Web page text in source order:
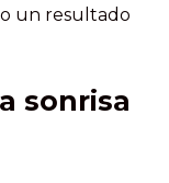
un resultado
sonrisa